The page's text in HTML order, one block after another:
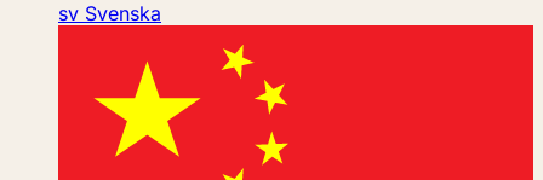
sv Svenska